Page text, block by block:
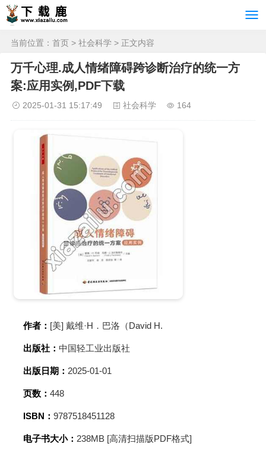
当前位置： 首页 > 社会科学 > 正文内容
万千心理.成人情绪障碍跨诊断治疗的统一方
案:应用实例,PDF下载
2025-01-31 15:17:49 社会科学 164
作者： [美] 戴维·H．巴洛（David H.
出版社： 中国轻工业出版社
出版日期： 2025-01-01
页数： 448
ISBN： 9787518451128
电子书大小： 238MB [高清扫描版PDF格式]